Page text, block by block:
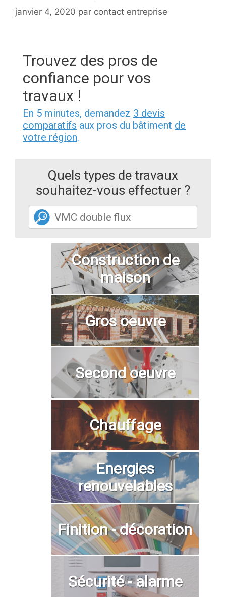
janvier 4, 2020 par contact entreprise
Trouvez des pros de
confiance pour vos
travaux !
En 5 minutes, demandez 3 devis
comparatifs aux pros du bâtiment de
votre région.
Quels types de travaux
souhaitez-vous effectuer ?
Construction de
maison
Gros oeuvre
Second oeuvre
Chauffage
Energies
renouvelables
Finition - décoration
Sécurité - alarme